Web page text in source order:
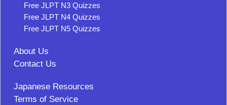
Free JLPT N3 Quizzes
Free JLPT N4 Quizzes
Free JLPT N5 Quizzes
About Us
Contact Us
Japanese Resources
Terms of Service